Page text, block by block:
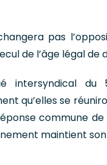
pas
de l’âge légal
intersyndical du
qu’elles se
commune
maintient